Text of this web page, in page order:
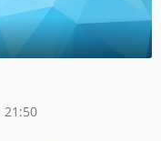
21:50